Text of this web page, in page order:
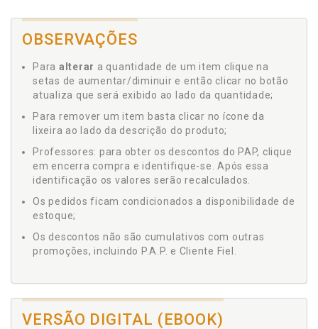
OBSERVAÇÕES
Para alterar a quantidade de um item clique na
setas de aumentar/diminuir e então clicar no botão
atualiza que será exibido ao lado da quantidade;
Para remover um item basta clicar no ícone da
lixeira ao lado da descrição do produto;
Professores: para obter os descontos do PAP, clique
em encerra compra e identifique-se. Após essa
identificação os valores serão recalculados.
Os pedidos ficam condicionados a disponibilidade de
estoque;
Os descontos não são cumulativos com outras
promoções, incluindo P.A.P. e Cliente Fiel.
VERSÃO DIGITAL (EBOOK)